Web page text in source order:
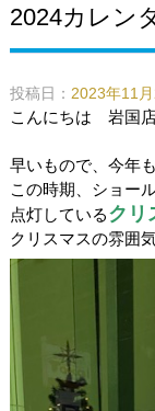
2024カレン
投稿日： 2023年11
こんにちは 岩国店
早いもので、今年
この時期、ショー
点灯しているクリ
クリスマスの雰囲